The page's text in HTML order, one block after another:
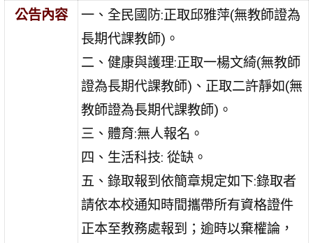
公告內容
一、全民國防:正取邱雅萍(無教師證為
長期代課教師)。
二、健康與護理:正取一楊文綺(無教師
證為長期代課教師)、正取二許靜如(無
教師證為長期代課教師)。
三、體育:無人報名。
四、生活科技: 從缺。
五、錄取報到依簡章規定如下:錄取者
請依本校通知時間攜帶所有資格證件
正本至教務處報到；逾時以棄權論，